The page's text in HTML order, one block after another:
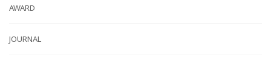
AWARD
JOURNAL